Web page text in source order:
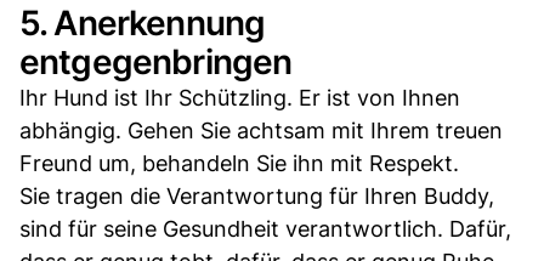
5. Anerkennung
entgegenbringen
Ihr Hund ist Ihr Schützling. Er ist von Ihnen
abhängig. Gehen Sie achtsam mit Ihrem treuen
Freund um, behandeln Sie ihn mit Respekt.
Sie tragen die Verantwortung für Ihren Buddy,
sind für seine Gesundheit verantwortlich. Dafür,